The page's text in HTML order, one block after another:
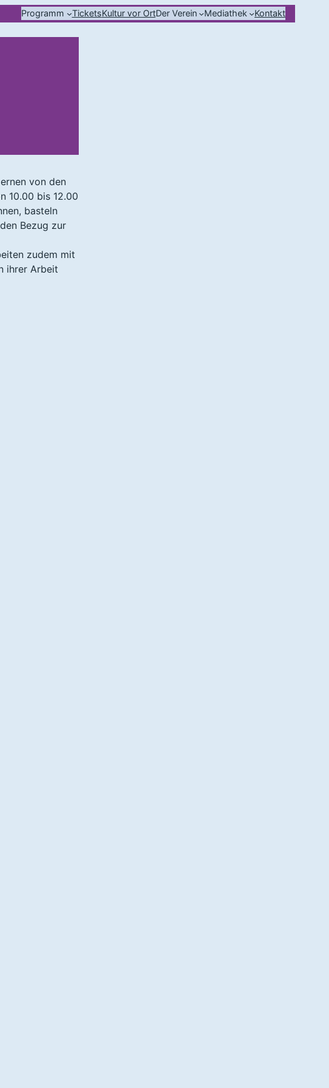
Programm TicketsKultur vor OrtDer Verein Mediathek Kontakt
von den
10.00 bis 12.00
basteln
Bezug zur
zudem mit
ihrer Arbeit